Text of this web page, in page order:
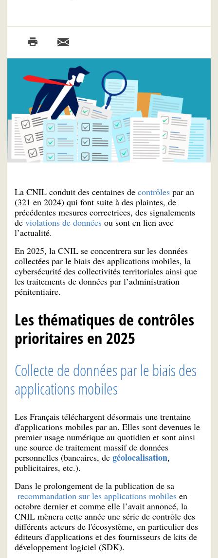
La CNIL conduit des centaines de contrôles par an
(321 en 2024) qui font suite à des plaintes, de
précédentes mesures correctrices, des signalements
de violations de données ou sont en lien avec
l’actualité.
En 2025, la CNIL se concentrera sur les données
collectées par le biais des applications mobiles, la
cybersécurité des collectivités territoriales ainsi que
les traitements de données par l’administration
pénitentiaire.
Les thématiques de contrôles
prioritaires en 2025
Collecte de données par le biais des
applications mobiles
Les Français téléchargent désormais une trentaine
d'applications mobiles par an. Elles sont devenues le
premier usage numérique au quotidien et sont ainsi
une source de traitement massif de données
personnelles (bancaires, de géolocalisation,
publicitaires, etc.).
Dans le prolongement de la publication de sa
recommandation sur les applications mobiles en
octobre dernier et comme elle l’avait annoncé, la
CNIL mènera cette année une série de contrôle des
différents acteurs de l'écosystème, en particulier des
éditeurs d'applications et des fournisseurs de kits de
développement logiciel (SDK).